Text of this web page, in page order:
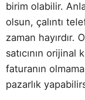
birim olabilir.
olsun, çalıntı
zaman hayırdır.
satıcının orijinal
faturanın
pazarlık